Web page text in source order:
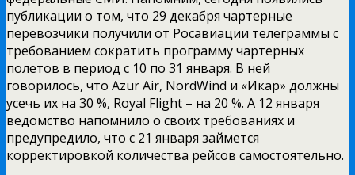
публикации о том, что 29 декабря чартерные
перевозчики получили от Росавиации телеграммы с
требованием сократить программу чартерных
полетов в период с 10 по 31 января. В ней
говорилось, что Azur Air, NordWind и «Икар» должны
усечь их на 30 %, Royal Flight – на 20 %. А 12 января
ведомство напомнило о своих требованиях и
предупредило, что с 21 января займется
корректировкой количества рейсов самостоятельно.